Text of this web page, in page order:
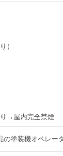
）
→屋内完全禁煙
の塗装機オペレー